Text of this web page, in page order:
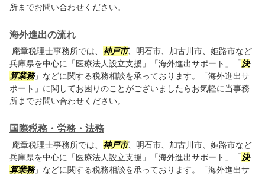
所までお問い合わせください。
海外進出の流れ
庵章税理士事務所では、 神戸市、明石市、加古川市、姫路市など
兵庫県を中心に「医療法人設立支援」「海外進出サポート」「 決
算業務」などに関する税務相談を承っております。「海外進出サ
ポート」に関してお困りのことがございましたらお気軽に当事務
所までお問い合わせください。
国際税務・労務・法務
庵章税理士事務所では、 神戸市、明石市、加古川市、姫路市など
兵庫県を中心に「医療法人設立支援」「海外進出サポート」「 決
算業務」などに関する税務相談を承っております。「海外進出サ